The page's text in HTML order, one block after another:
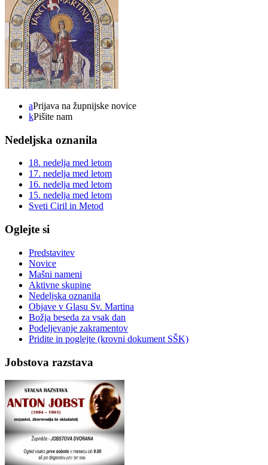
aPrijava na župnijske novice
kPišite nam
Nedeljska oznanila
18. nedelja med letom
17. nedelja med letom
16. nedelja med letom
15. nedelja med letom
Sveti Ciril in Metod
Oglejte si
Predstavitev
Novice
Mašni nameni
Aktivne skupine
Nedeljska oznanila
Objave v Glasu Sv. Martina
Božja beseda za vsak dan
Podeljevanje zakramentov
Pridite in poglejte (krovni dokument SŠK)
Jobstova razstava